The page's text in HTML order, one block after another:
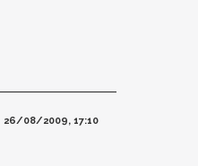
26/08/2009, 17:10